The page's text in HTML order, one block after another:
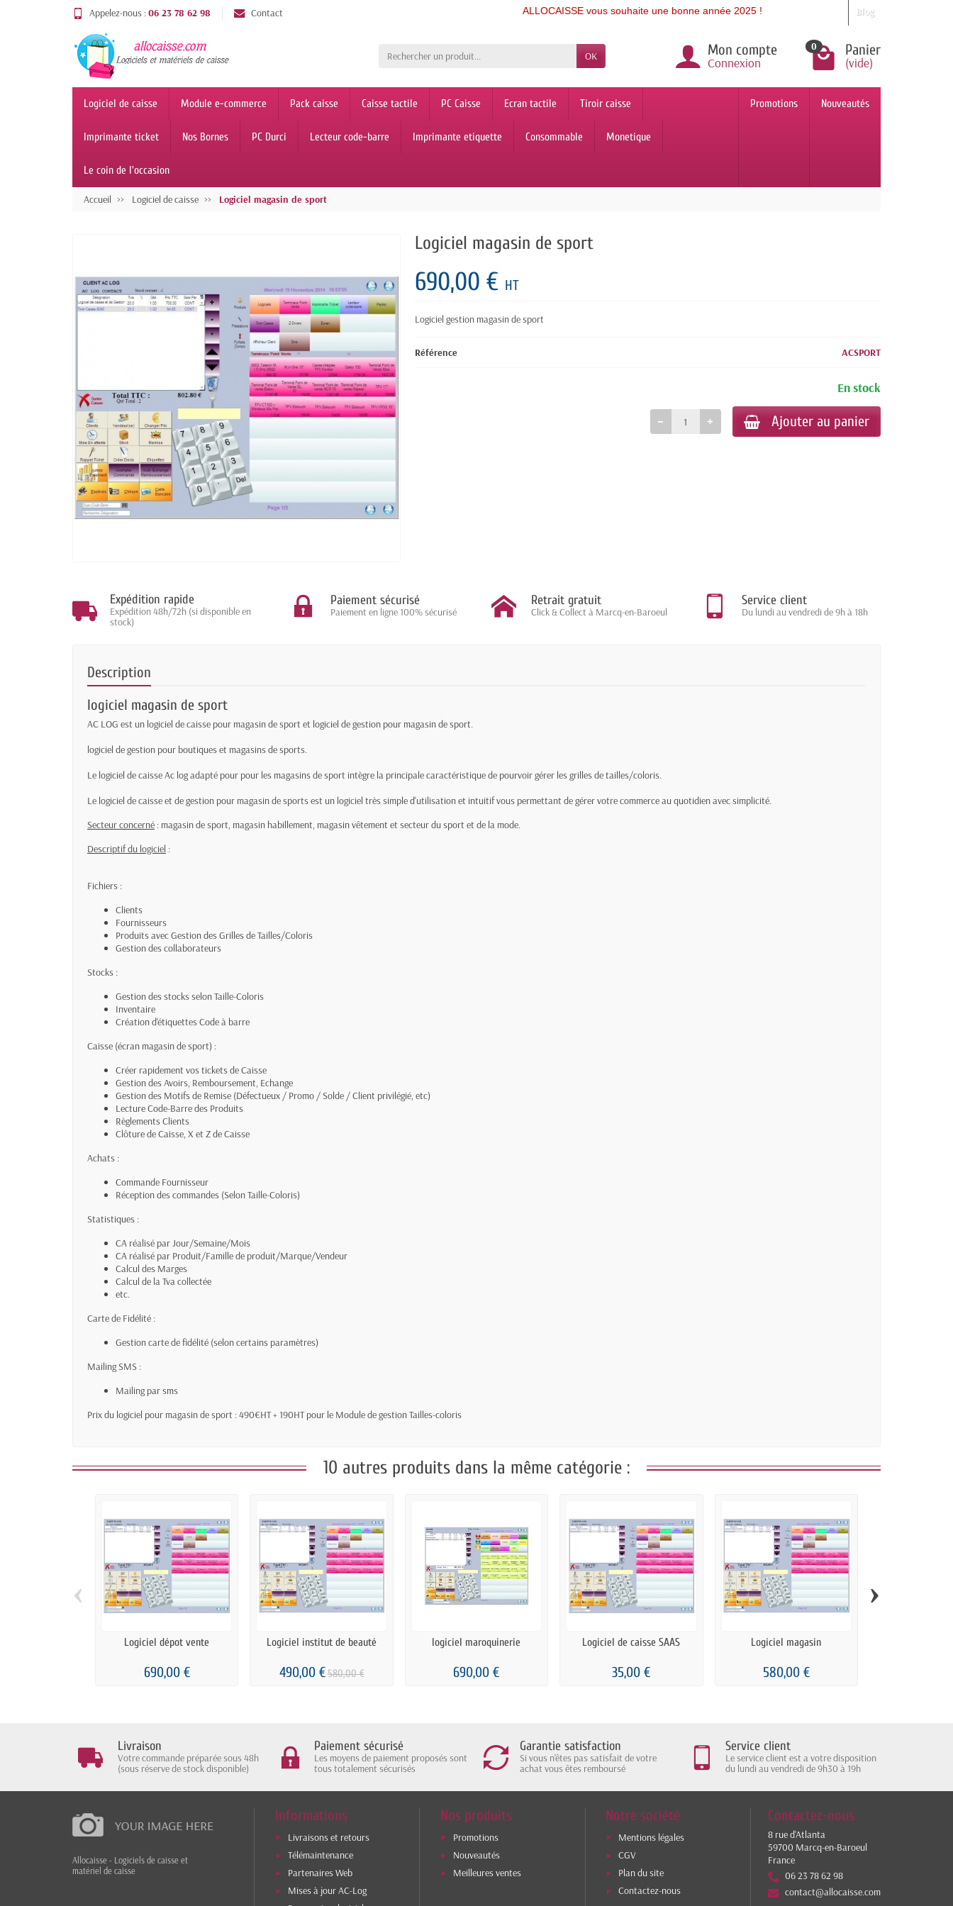
Appelez-nous :06 23 78 62 98 Contact Blog
OK Mon compte
Connexion
0 Panier
(vide)
ALLOCAISSE vous souhaite une bonne année 2025 !
Logiciel de caisse Module e-commerce Pack caisse Caisse tactile PC Caisse Ecran tactile Tiroir caisse
Imprimante ticket Nos Bornes PC Durci Lecteur code-barre Imprimante etiquette Consommable Monetique
Le coin de l'occasion
Promotions Nouveautés
Accueil Logiciel de caisse Logiciel magasin de sport
Logiciel magasin de sport
690,00 € HT
Logiciel gestion magasin de sport
Référence ACSPORT
En stock
Ajouter au panier
Expédition rapide
Expédition 48h/72h (si disponible en
stock)
Paiement sécurisé
Paiement en ligne 100% sécurisé
Retrait gratuit
Click & Collect à Marcq-en-Baroeul
Service client
Du lundi au vendredi de 9h à 18h
Description
logiciel magasin de sport
AC LOG est un logiciel de caisse pour magasin de sport et logiciel de gestion pour magasin de sport.
logiciel de gestion pour boutiques et magasins de sports.
Le logiciel de caisse Ac log adapté pour pour les magasins de sport intègre la principale caractéristique de pourvoir gérer les grilles de tailles/coloris.
Le logiciel de caisse et de gestion pour magasin de sports est un logiciel très simple d'utilisation et intuitif vous permettant de gérer votre commerce au quotidien avec simplicité.
Secteur concerné : magasin de sport, magasin habillement, magasin vêtement et secteur du sport et de la mode.
Descriptif du logiciel :
Fichiers :
Clients
Fournisseurs
Produits avec Gestion des Grilles de Tailles/Coloris
Gestion des collaborateurs
Stocks :
Gestion des stocks selon Taille-Coloris
Inventaire
Création d'étiquettes Code à barre
Caisse (écran magasin de sport) :
Créer rapidement vos tickets de Caisse
Gestion des Avoirs, Remboursement, Echange
Gestion des Motifs de Remise (Défectueux / Promo / Solde / Client privilégié, etc)
Lecture Code-Barre des Produits
Règlements Clients
Clôture de Caisse, X et Z de Caisse
Achats :
Commande Fournisseur
Réception des commandes (Selon Taille-Coloris)
Statistiques :
CA réalisé par Jour/Semaine/Mois
CA réalisé par Produit/Famille de produit/Marque/Vendeur
Calcul des Marges
Calcul de la Tva collectée
etc.
Carte de Fidélité :
Gestion carte de fidélité (selon certains paramètres)
Mailing SMS :
Mailing par sms
Prix du logiciel pour magasin de sport : 490€HT + 190HT pour le Module de gestion Tailles-coloris
10 autres produits dans la même catégorie :
Logiciel dépot vente
690,00 €
Logiciel institut de beauté
490,00 €580,00 €
logiciel maroquinerie
690,00 €
Logiciel de caisse SAAS
35,00 €
Logiciel magasin
580,00 €
‹ ›
Livraison
Votre commande préparée sous 48h
(sous réserve de stock disponible)
Paiement sécurisé
Les moyens de paiement proposés sont
tous totalement sécurisés
Garantie satisfaction
Si vous n'êtes pas satisfait de votre
achat vous êtes remboursé
Service client
Le service client est a votre disposition
du lundi au vendredi de 9h30 à 19h
Allocaisse - Logiciels de caisse et
matériel de caisse
Informations
Livraisons et retours
Télémaintenance
Partenaires Web
Mises à jour AC-Log
Nos produits
Promotions
Nouveautés
Meilleures ventes
Notre société
Mentions légales
CGV
Plan du site
Contactez-nous
Contactez-nous
8 rue d'Atlanta
59700 Marcq-en-Baroeul
France
06 23 78 62 98
contact@allocaisse.com